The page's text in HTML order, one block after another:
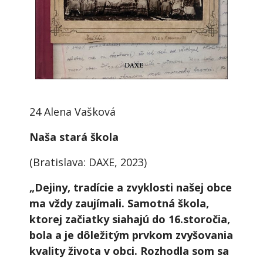
24 Alena Vašková
Naša stará škola
(Bratislava: DAXE, 2023)
„Dejiny, tradície a zvyklosti našej obce
ma vždy zaujímali. Samotná škola,
ktorej začiatky siahajú do 16.storočia,
bola a je dôležitým prvkom zvyšovania
kvality života v obci. Rozhodla som sa